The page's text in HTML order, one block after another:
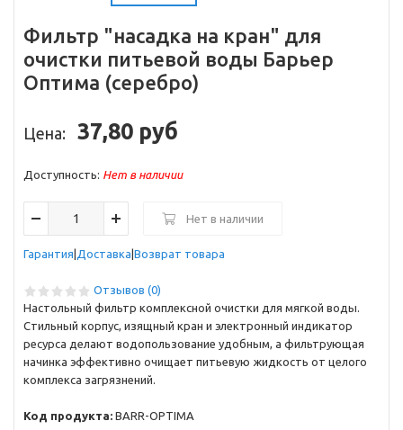
Фильтр "насадка на кран" для
очистки питьевой воды Барьер
Оптима (серебро)
Цена: 37,80 руб
Доступность: Нет в наличии
Нет в наличии
Гарантия Доставка Возврат товара
Отзывов (0)
Настольный фильтр комплексной очистки для мягкой воды.
Стильный корпус, изящный кран и электронный индикатор
ресурса делают водопользование удобным, а фильтрующая
начинка эффективно очищает питьевую жидкость от целого
комплекса загрязнений.
Код продукта: BARR-OPTIMA